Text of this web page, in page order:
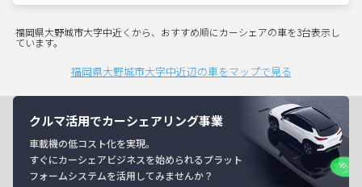
福岡県大野城市大字中近くから、おすすめ順にカーシェアの車を3台表示し
ています。
福岡県大野城市大字中近辺の車をマップで見る
クルマ活用でカーシェアリング事業
車載機の低コスト化を実現。
すぐにカーシェアビジネスを始められるプラット
フォームシステムを活用してみませんか？